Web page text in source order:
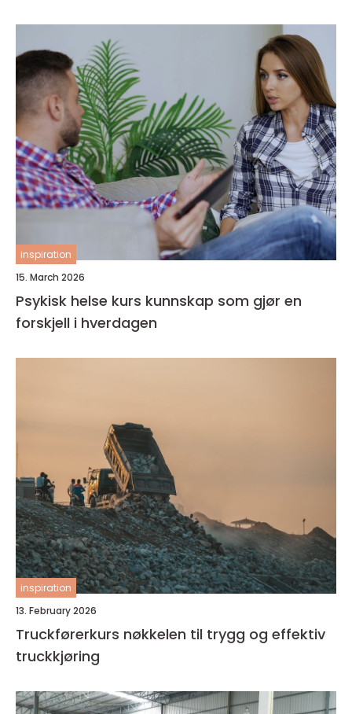
inspiration
15. March 2026
Psykisk helse kurs kunnskap som gjør en
forskjell i hverdagen
inspiration
13. February 2026
Truckførerkurs nøkkelen til trygg og effektiv
truckkjøring